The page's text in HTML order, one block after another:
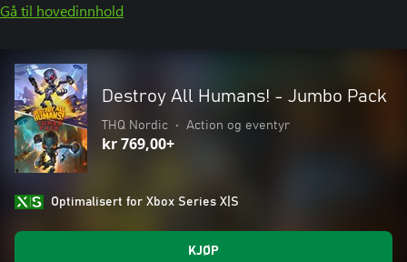
Gå til hovedinnhold
Destroy All Humans! - Jumbo Pack
THQ Nordic • Action og eventyr
kr 769,00+
Optimalisert for Xbox Series X|S
KJØP